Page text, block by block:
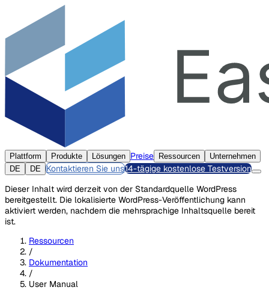
Plattform Produkte Lösungen Preise Ressourcen
Unternehmen
DE
DE Kontaktieren Sie uns14-tägige kostenlose Testversion
Dieser Inhalt wird derzeit von der Standardquelle WordPress
bereitgestellt. Die lokalisierte WordPress-Veröffentlichung kann
aktiviert werden, nachdem die mehrsprachige Inhaltsquelle bereit
ist.
Ressourcen
/
Dokumentation
/
User Manual